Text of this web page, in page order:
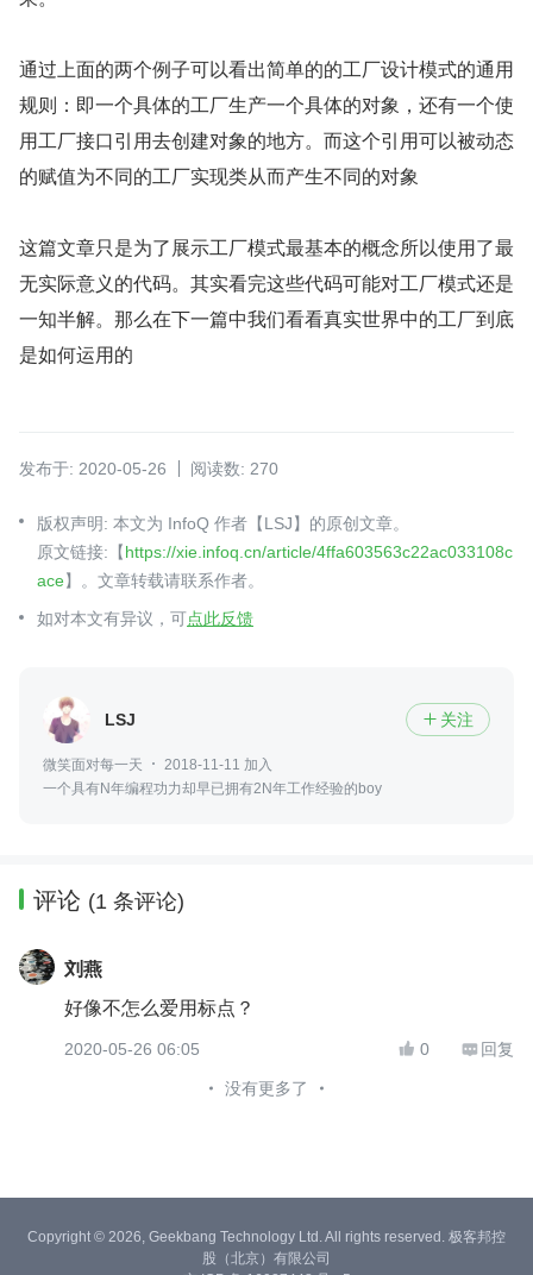
通过上面的两个例子可以看出简单的的工厂设计模式的通用
规则：即一个具体的工厂生产一个具体的对象，还有一个使
用工厂接口引用去创建对象的地方。而这个引用可以被动态
的赋值为不同的工厂实现类从而产生不同的对象
这篇文章只是为了展示工厂模式最基本的概念所以使用了最
无实际意义的代码。其实看完这些代码可能对工厂模式还是
一知半解。那么在下一篇中我们看看真实世界中的工厂到底
是如何运用的
发布于: 2020-05-26 阅读数: 270
版权声明: 本文为 InfoQ 作者【LSJ】的原创文章。
原文链接:【https://xie.infoq.cn/article/4ffa603563c22ac033108c
ace】。文章转载请联系作者。
如对本文有异议，可点此反馈
LSJ  关注
微笑面对每一天
2018-11-11 加入
一个具有N年编程功力却早已拥有2N年工作经验的boy
评论 (1 条评论)
刘燕
好像不怎么爱用标点？
2020-05-26 06:05  0  回复
没有更多了
Copyright © 2026, Geekbang Technology Ltd. All rights reserved. 极客邦控
股（北京）有限公司